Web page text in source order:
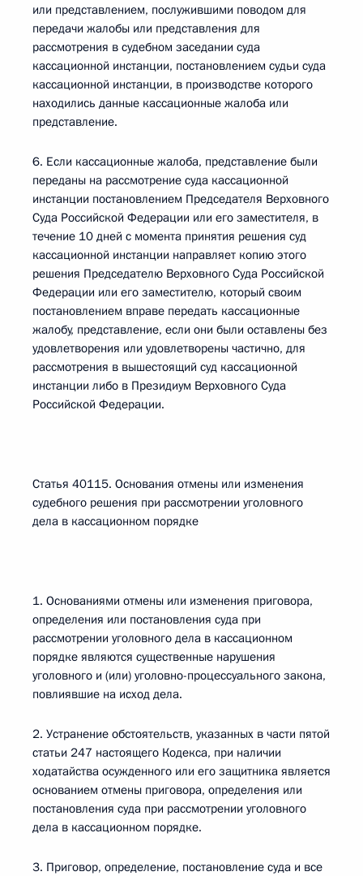
или представлением, послужившими поводом для
передачи жалобы или представления для
рассмотрения в судебном заседании суда
кассационной инстанции, постановлением судьи суда
кассационной инстанции, в производстве которого
находились данные кассационные жалоба или
представление.
6. Если кассационные жалоба, представление были
переданы на рассмотрение суда кассационной
инстанции постановлением Председателя Верховного
Суда Российской Федерации или его заместителя, в
течение 10 дней с момента принятия решения суд
кассационной инстанции направляет копию этого
решения Председателю Верховного Суда Российской
Федерации или его заместителю, который своим
постановлением вправе передать кассационные
жалобу, представление, если они были оставлены без
удовлетворения или удовлетворены частично, для
рассмотрения в вышестоящий суд кассационной
инстанции либо в Президиум Верховного Суда
Российской Федерации.
Статья 40115. Основания отмены или изменения
судебного решения при рассмотрении уголовного
дела в кассационном порядке
1. Основаниями отмены или изменения приговора,
определения или постановления суда при
рассмотрении уголовного дела в кассационном
порядке являются существенные нарушения
уголовного и (или) уголовно-процессуального закона,
повлиявшие на исход дела.
2. Устранение обстоятельств, указанных в части пятой
статьи 247 настоящего Кодекса, при наличии
ходатайства осужденного или его защитника является
основанием отмены приговора, определения или
постановления суда при рассмотрении уголовного
дела в кассационном порядке.
3. Приговор, определение, постановление суда и все